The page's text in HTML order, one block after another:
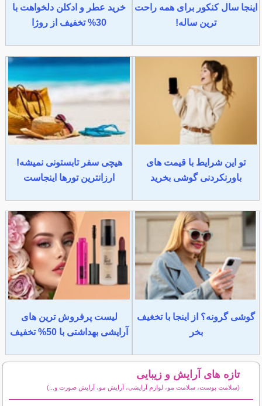
اینجا سال کنکور برای همه راحت
ترین ساله!
خرید عطر و ادکلن دلخواهت با
30% تخفیف از روژا
تو این شرایط با قیمت های
باورنکردنی گوشی بخرید
هیچی سفر تابستونی نمیشه!
ارزانترین تورها اینجاست
گوشی گرونه؟ از اینجا با تخغیف
بخر
لیست پرفروش ترین های
آرایشی بهداشتی با 50% تخفیف
تازه های آرایش و زیبایی
(سلامت پوست، سلامت مو، لوازم آرایشی، آرایش مو، آرایش صورت و...)